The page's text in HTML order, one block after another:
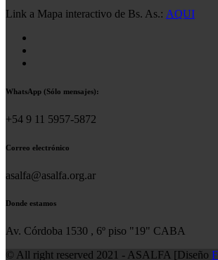
Link a Mapa interactivo de Bs. As.: AQUI
WhatsApp (Sólo mensajes):
+54 9 11 5957-5872
Correo electrónico
asalfa@asalfa.org.ar
Donde estamos
Av. Córdoba 1530 , 6º piso "19" CABA
© All right reserved 2021 - ASALFA [Diseño